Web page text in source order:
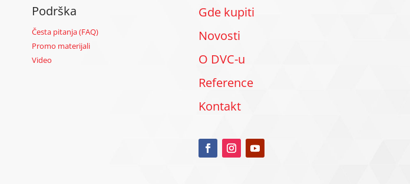
Podrška
Česta pitanja (FAQ)
Promo materijali
Video
Gde kupiti
Novosti
O DVC-u
Reference
Kontakt